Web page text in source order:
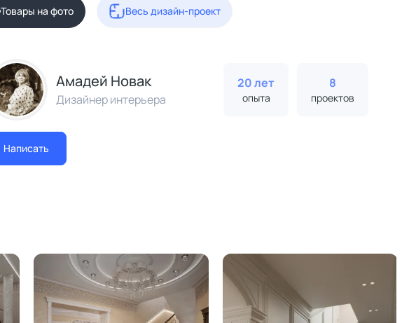
Товары на фото Весь дизайн-проект
Амадей Новак
Дизайнер интерьера
20 лет
опыта
8
проектов
Написать